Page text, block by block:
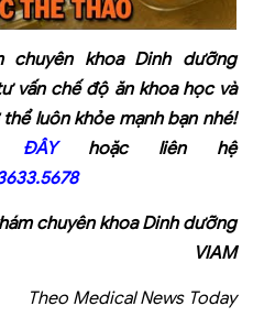
chuyên khoa Dinh dưỡng
vấn chế độ ăn khoa học và
luôn khỏe mạnh bạn nhé!
ĐÂYhoặc liên hệ
chuyên khoa Dinh dưỡng
VIAM
Theo Medical News Today